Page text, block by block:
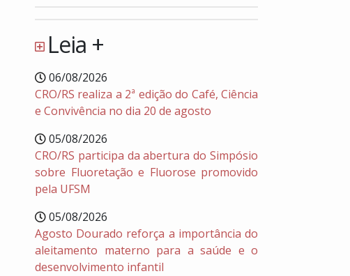
Leia +
06/08/2026
CRO/RS realiza a 2ª edição do Café, Ciência
e Convivência no dia 20 de agosto
05/08/2026
CRO/RS participa da abertura do Simpósio
sobre Fluoretação e Fluorose promovido
pela UFSM
05/08/2026
Agosto Dourado reforça a importância do
aleitamento materno para a saúde e o
desenvolvimento infantil